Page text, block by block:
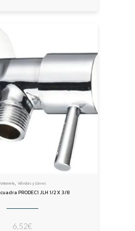
, Válvulas y Llaves
PRODEC1 JLH 1/2 X 3/8
6,52€